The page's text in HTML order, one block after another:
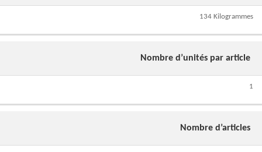
134 Kilogrammes
Nombre d’unités par article
1
Nombre d’articles